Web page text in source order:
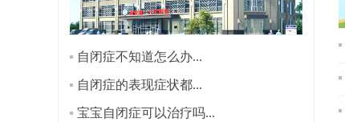
自闭症不知道怎么办...
自闭症的表现症状都...
宝宝自闭症可以治疗吗...